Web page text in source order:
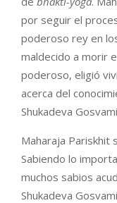
por seguir el
poderoso rey en
maldecido a morir
poderoso, eligió
acerca del
Shukadeva
Maharaja Pariskhit
Sabiendo lo
muchos sabios
Shukadeva